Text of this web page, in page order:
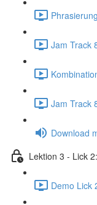
Jam Track
Jam Track
Download
Lektion 3 - Lick
Demo Lick